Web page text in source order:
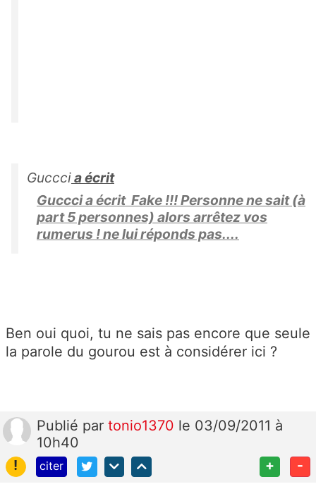
Gucccia écrit
Guccci a écrit Fake !!! Personne ne sait (à
part 5 personnes) alors arrêtez vos
rumerus ! ne lui réponds pas....
Ben oui quoi, tu ne sais pas encore que seule
la parole du gourou est à considérer ici ?
Publié par tonio1370 le 03/09/2011 à
10h40
!
citer + -